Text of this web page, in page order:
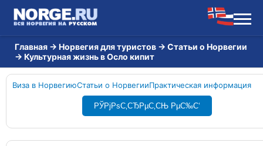
Главная → Норвегия для туристов → Статьи о Норвегии
→ Культурная жизнь в Осло кипит
Виза в НорвегиюСтатьи о НорвегииПрактическая информация
РЎРјРѕС‚СЂРµС‚СЊ РµС‰С‘